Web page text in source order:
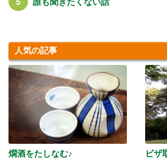
誰も聞きたくない話
人気の記事
燗酒をたしなむ♪ ビザ